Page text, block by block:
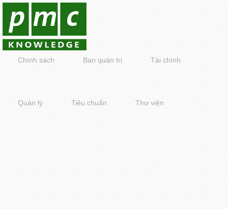
Chính sách Ban quản trị Tài chính
Quản lý Tiêu chuẩn Thư viện